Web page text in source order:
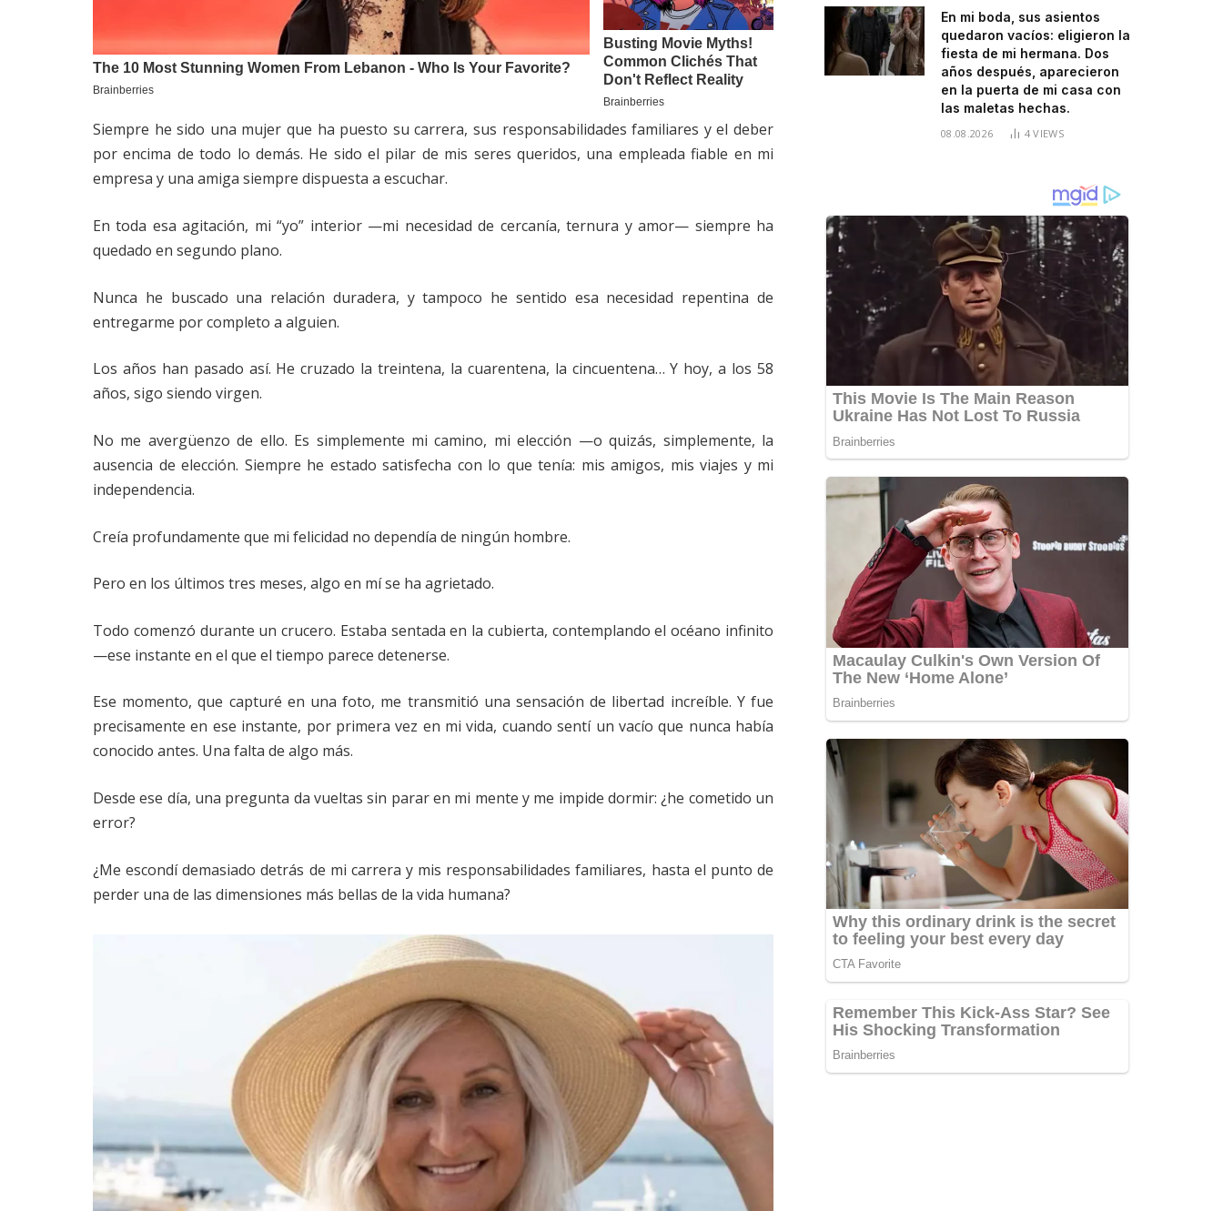
Siempre he sido una mujer que ha puesto su carrera, sus responsabilidades familiares y el deber
por encima de todo lo demás. He sido el pilar de mis seres queridos, una empleada fiable en mi
empresa y una amiga siempre dispuesta a escuchar.
En toda esa agitación, mi “yo” interior —mi necesidad de cercanía, ternura y amor— siempre ha
quedado en segundo plano.
Nunca he buscado una relación duradera, y tampoco he sentido esa necesidad repentina de
entregarme por completo a alguien.
Los años han pasado así. He cruzado la treintena, la cuarentena, la cincuentena… Y hoy, a los 58
años, sigo siendo virgen.
No me avergüenzo de ello. Es simplemente mi camino, mi elección —o quizás, simplemente, la
ausencia de elección. Siempre he estado satisfecha con lo que tenía: mis amigos, mis viajes y mi
independencia.
Creía profundamente que mi felicidad no dependía de ningún hombre.
Pero en los últimos tres meses, algo en mí se ha agrietado.
Todo comenzó durante un crucero. Estaba sentada en la cubierta, contemplando el océano infinito
—ese instante en el que el tiempo parece detenerse.
Ese momento, que capturé en una foto, me transmitió una sensación de libertad increíble. Y fue
precisamente en ese instante, por primera vez en mi vida, cuando sentí un vacío que nunca había
conocido antes. Una falta de algo más.
Desde ese día, una pregunta da vueltas sin parar en mi mente y me impide dormir: ¿he cometido un
error?
¿Me escondí demasiado detrás de mi carrera y mis responsabilidades familiares, hasta el punto de
perder una de las dimensiones más bellas de la vida humana?
En mi boda, sus asientos
quedaron vacíos: eligieron la
fiesta de mi hermana. Dos
años después, aparecieron
en la puerta de mi casa con
las maletas hechas.
08.08.2026 4VIEWS